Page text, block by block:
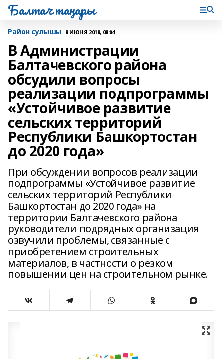
Балтач таңнары
Район сулышы 8 ИЮНЯ 2018, 08:04
В Администрации
Балтачевского района
обсудили вопросы
реализации подпрограммы
«Устойчивое развитие
сельских территорий
Республики Башкортостан
до 2020 года»
При обсуждении вопросов реализации
подпрограммы «Устойчивое развитие
сельских территорий Республики
Башкортостан до 2020 года» на
территории Балтачевского района
руководители подрядных организация
озвучили проблемы, связанные с
приобретением строительных
материалов, в частности о резком
повышении цен на строительном рынке.